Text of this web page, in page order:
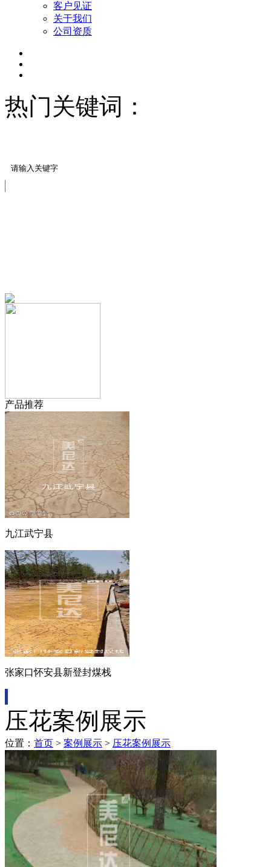
客户见证
关于我们
公司资质
热门关键词：
产品推荐
九江武宁县
张家口怀安县新登封煤栈
压花案例展示
位置： 首页 > 案例展示 > 压花案例展示